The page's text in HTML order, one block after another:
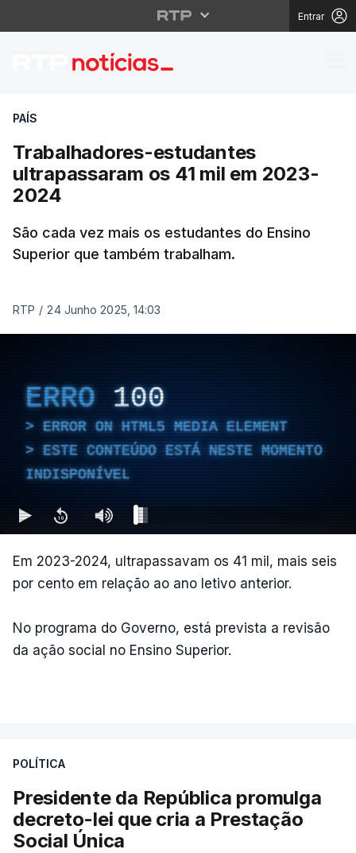
Entrar
Trabalhadores-
PAÍS
Trabalhadores-estudantes
ultrapassaram os 41 mil em 2023-
2024
São cada vez mais os estudantes do Ensino
Superior que também trabalham.
RTP / 24 Junho 2025, 14:03
ERRO 100
ERROR ON HTML5 MEDIA ELEMENT
ESTE CONTEÚDO ESTÁ NESTE MOMENTO
INDISPONÍVEL
Em 2023-2024, ultrapassavam os 41 mil, mais seis
por cento em relação ao ano letivo anterior.
No programa do Governo, está prevista a revisão
da ação social no Ensino Superior.
POLÍTICA
Presidente da República promulga
decreto-lei que cria a Prestação
Social Única